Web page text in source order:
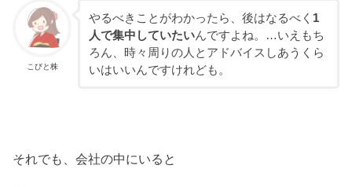
こびと株
やるべきことがわかったら、後はなるべく 1
人で集中していたいんですよね。…いえもち
ろん、時々周りの人とアドバイスしあうくら
いはいいんですけれども。
それでも、会社の中にいると